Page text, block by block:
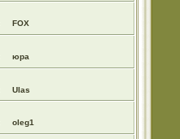
FOX
юра
Ulas
oleg1